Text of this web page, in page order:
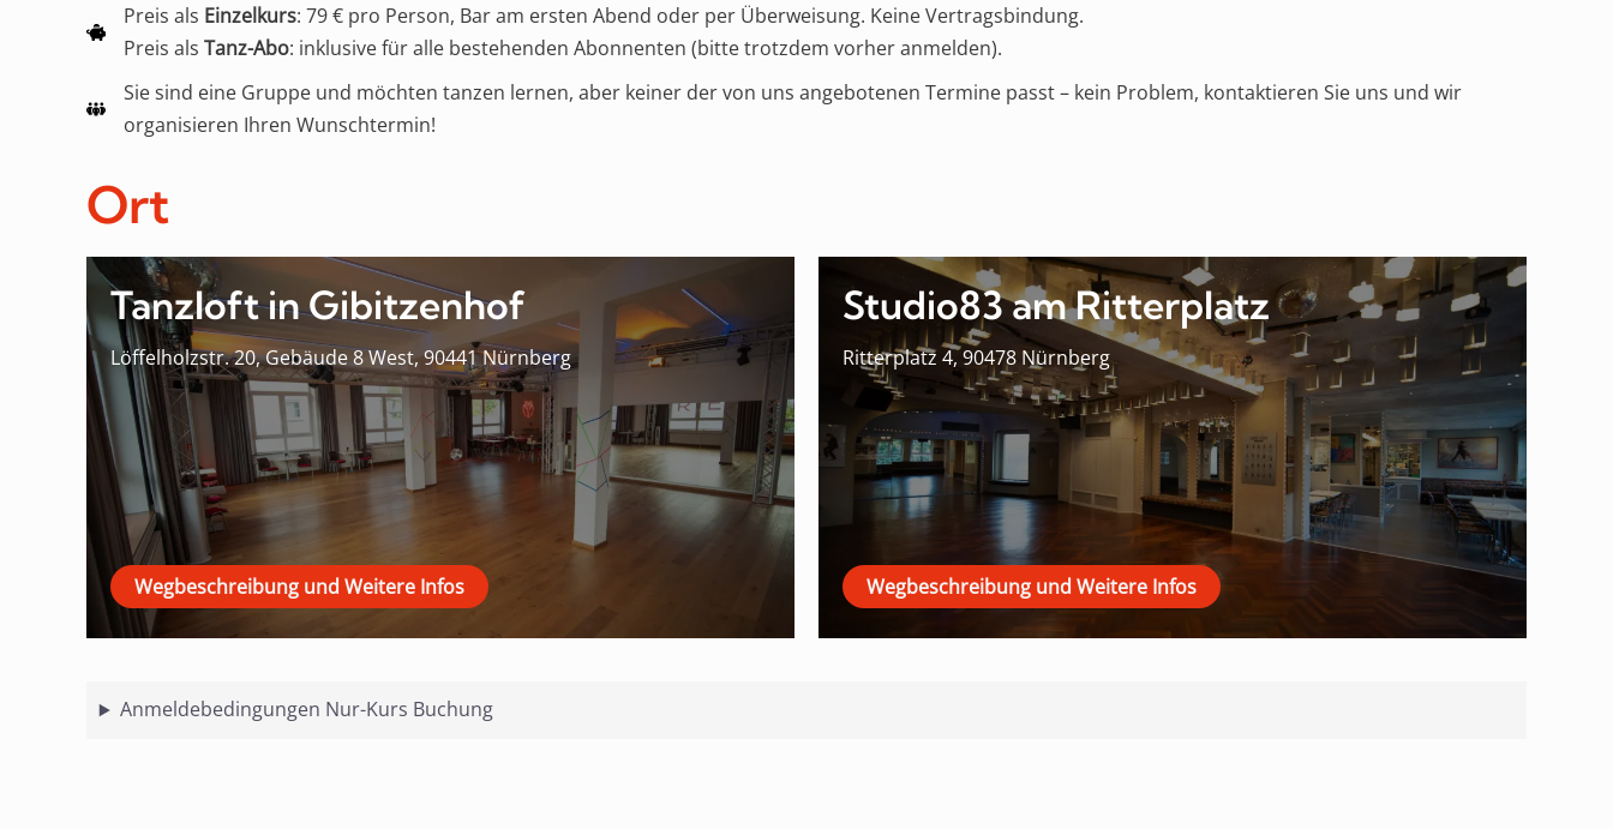
Preis als Einzelkurs: 79 € pro Person, Bar am ersten Abend oder per Überweisung. Keine Vertragsbindung.
Preis als Tanz-Abo: inklusive für alle bestehenden Abonnenten (bitte trotzdem vorher anmelden).
Sie sind eine Gruppe und möchten tanzen lernen, aber keiner der von uns angebotenen Termine passt – kein Problem, kontaktieren Sie uns und wir
organisieren Ihren Wunschtermin!
Ort
Tanzloft in Gibitzenhof
Löffelholzstr. 20, Gebäude 8 West, 90441 Nürnberg
Wegbeschreibung und Weitere Infos
Studio83 am Ritterplatz
Ritterplatz 4, 90478 Nürnberg
Wegbeschreibung und Weitere Infos
Anmeldebedingungen Nur-Kurs Buchung